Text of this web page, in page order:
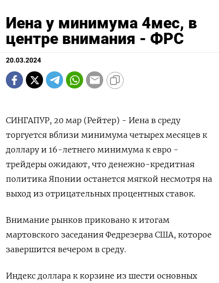
Иена у минимума 4мес, в
центре внимания - ФРС
20.03.2024
СИНГАПУР, 20 мар (Рейтер) - Иена в среду
торгуется вблизи минимума четырех месяцев к
доллару и 16-летнего минимума к евро -
трейдеры ожидают, что денежно-кредитная
политика Японии останется мягкой несмотря на
выход из отрицательных процентных ставок.
Внимание рынков приковано к итогам
мартовского заседания Федрезерва США, которое
завершится вечером в среду.
Индекс доллара к корзине из шести основных